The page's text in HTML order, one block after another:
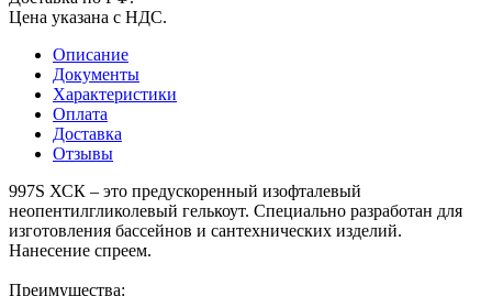
Цена указана с НДС.
Описание
Документы
Характеристики
Оплата
Доставка
Отзывы
997S ХСК – это предускоренный изофталевый
неопентилгликолевый гелькоут. Специально разработан для
изготовления бассейнов и сантехнических изделий.
Нанесение спреем.
Преимущества: